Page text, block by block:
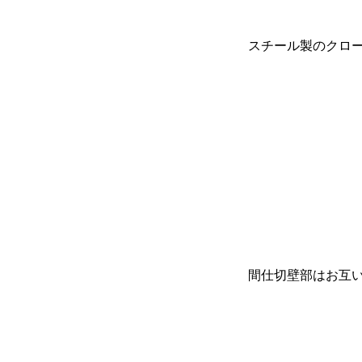
スチール製のクロ
間仕切壁部はお互